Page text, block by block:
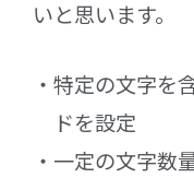
いと思います。
特定の文字を
ドを設定
一定の文字数